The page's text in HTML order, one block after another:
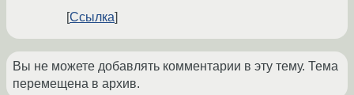
Ссылка
Вы не можете добавлять комментарии в эту тему. Тема
перемещена в архив.